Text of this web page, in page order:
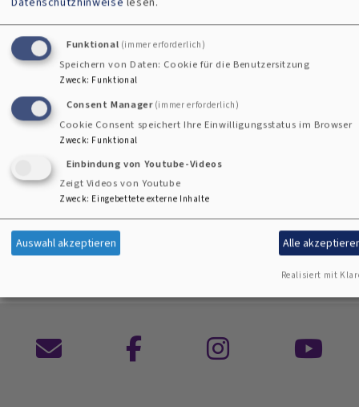
Die Termine und Infos zu den Berggottesdiensten im
Steinwald gibt es in einem Flyer:
berggottesdienste_fichtelgebirge_und_steinwald.pdf2.55
Kontaktformular
Funktional (immer erforderlich)
Speichern von Daten: Cookie für die Benutzersitzung
Zweck: Funktional
Consent Manager (immer erforderlich)
Cookie Consent speichert Ihre Einwilligungsstatus im Browser
Zweck: Funktional
Einbindung von Youtube-Videos
Zeigt Videos von Youtube
Zweck: Eingebettete externe Inhalte
Auswahl akzeptieren Alle
Realisiert mit